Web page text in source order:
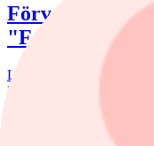
Förvaltaren
"Fortsatt stor
Lancelot Sverige steg
Rapportvinnarna Mips
Försvarsbolag